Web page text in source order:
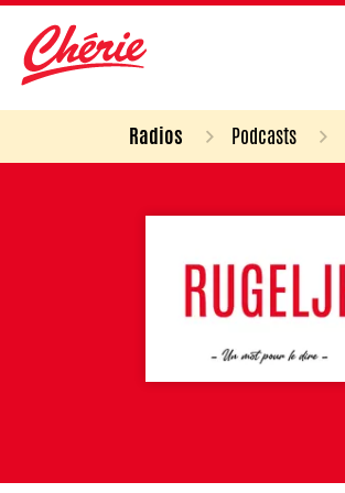
Radios Podcasts